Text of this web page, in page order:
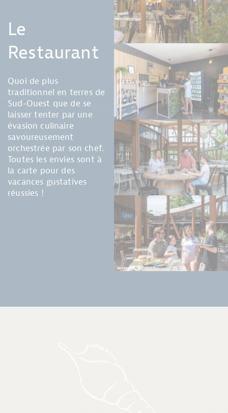
Le
Restaurant
Quoi de plus
traditionnel en terres de
Sud-Ouest que de se
laisser tenter par une
évasion culinaire
savoureusement
orchestrée par son chef.
Toutes les envies sont à
la carte pour des
vacances gustatives
réussies !